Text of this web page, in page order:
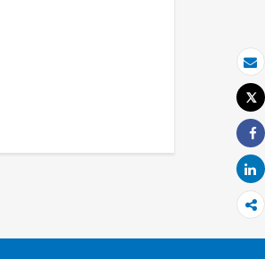
بريد الكتروني
طباعة
Tweet
Share
Share